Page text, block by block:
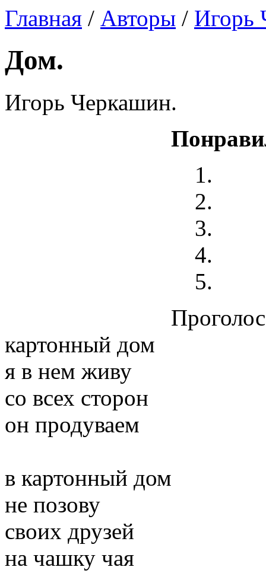
Главная / Авторы / Игорь
Дом.
Игорь Черкашин.
картонный дом
я в нем живу
со всех сторон
он продуваем
в картонный дом
не позову
своих друзей
на чашку чая